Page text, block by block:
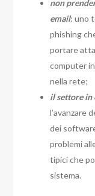
non
email: uno
phishing
portare
computer
nella rete;
il settore in
l’avanzare
dei
problemi
tipici che
sistema.